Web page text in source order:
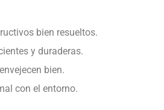
bien resueltos.
y duraderas.
bien.
con el entorno.